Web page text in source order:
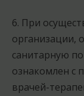
6. При
организации,
санитарную
ознакомлен с
врачей-